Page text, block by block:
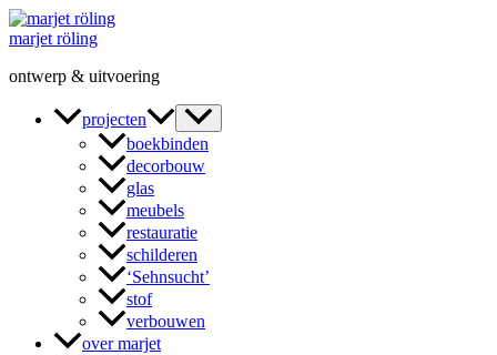
Ga
naar
inhoud
marjet röling
ontwerp & uitvoering
projecten
boekbinden
decorbouw
glas
meubels
restauratie
schilderen
‘Sehnsucht’
stof
verbouwen
over marjet